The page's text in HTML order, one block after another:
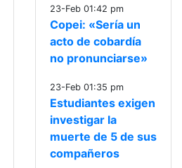
23-Feb 01:42 pm
Copei: «Sería un
acto de cobardía
no pronunciarse»
23-Feb 01:35 pm
Estudiantes exigen
investigar la
muerte de 5 de sus
compañeros